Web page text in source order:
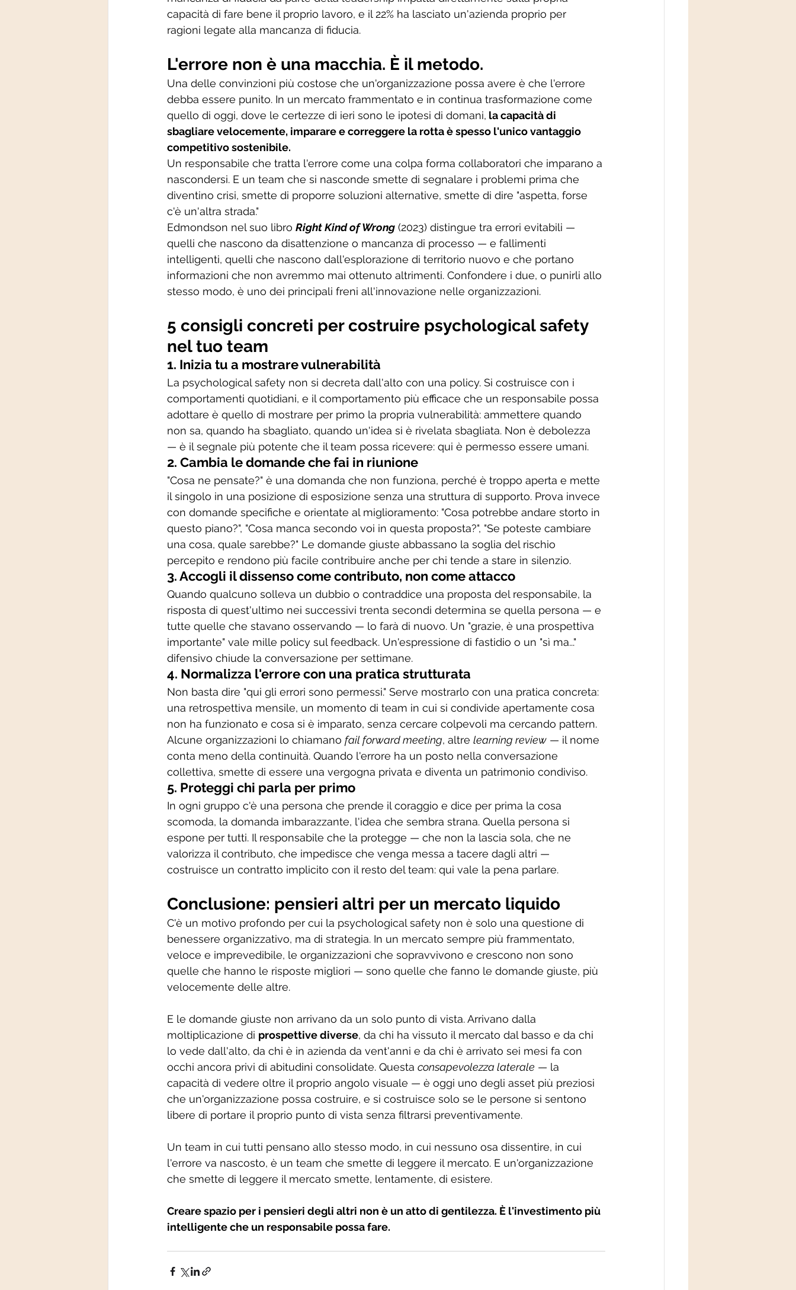
capacità di fare bene il proprio lavoro, e il 22% ha lasciato un'azienda proprio per
ragioni legate alla mancanza di fiducia.
L'errore non è una macchia. È il metodo.
Una delle convinzioni più costose che un'organizzazione possa avere è che l'errore
debba essere punito. In un mercato frammentato e in continua trasformazione come
quello di oggi, dove le certezze di ieri sono le ipotesi di domani, la capacità di
sbagliare velocemente, imparare e correggere la rotta è spesso l'unico vantaggio
competitivo sostenibile.
Un responsabile che tratta l'errore come una colpa forma collaboratori che imparano a
nascondersi. E un team che si nasconde smette di segnalare i problemi prima che
diventino crisi, smette di proporre soluzioni alternative, smette di dire "aspetta, forse
c'è un'altra strada."
Edmondson nel suo libro Right Kind of Wrong (2023) distingue tra errori evitabili —
quelli che nascono da disattenzione o mancanza di processo — e fallimenti
intelligenti, quelli che nascono dall'esplorazione di territorio nuovo e che portano
informazioni che non avremmo mai ottenuto altrimenti. Confondere i due, o punirli allo
stesso modo, è uno dei principali freni all'innovazione nelle organizzazioni.
5 consigli concreti per costruire psychological safety
nel tuo team
1. Inizia tu a mostrare vulnerabilità
La psychological safety non si decreta dall'alto con una policy. Si costruisce con i
comportamenti quotidiani, e il comportamento più efficace che un responsabile possa
adottare è quello di mostrare per primo la propria vulnerabilità: ammettere quando
non sa, quando ha sbagliato, quando un'idea si è rivelata sbagliata. Non è debolezza
— è il segnale più potente che il team possa ricevere: qui è permesso essere umani.
2. Cambia le domande che fai in riunione
"Cosa ne pensate?" è una domanda che non funziona, perché è troppo aperta e mette
il singolo in una posizione di esposizione senza una struttura di supporto. Prova invece
con domande specifiche e orientate al miglioramento: "Cosa potrebbe andare storto in
questo piano?", "Cosa manca secondo voi in questa proposta?", "Se poteste cambiare
una cosa, quale sarebbe?" Le domande giuste abbassano la soglia del rischio
percepito e rendono più facile contribuire anche per chi tende a stare in silenzio.
3. Accogli il dissenso come contributo, non come attacco
Quando qualcuno solleva un dubbio o contraddice una proposta del responsabile, la
risposta di quest'ultimo nei successivi trenta secondi determina se quella persona — e
tutte quelle che stavano osservando — lo farà di nuovo. Un "grazie, è una prospettiva
importante" vale mille policy sul feedback. Un'espressione di fastidio o un "sì ma..."
difensivo chiude la conversazione per settimane.
4. Normalizza l'errore con una pratica strutturata
Non basta dire "qui gli errori sono permessi." Serve mostrarlo con una pratica concreta:
una retrospettiva mensile, un momento di team in cui si condivide apertamente cosa
non ha funzionato e cosa si è imparato, senza cercare colpevoli ma cercando pattern.
Alcune organizzazioni lo chiamano fail forward meeting, altre learning review — il nome
conta meno della continuità. Quando l'errore ha un posto nella conversazione
collettiva, smette di essere una vergogna privata e diventa un patrimonio condiviso.
5. Proteggi chi parla per primo
In ogni gruppo c'è una persona che prende il coraggio e dice per prima la cosa
scomoda, la domanda imbarazzante, l'idea che sembra strana. Quella persona si
espone per tutti. Il responsabile che la protegge — che non la lascia sola, che ne
valorizza il contributo, che impedisce che venga messa a tacere dagli altri —
costruisce un contratto implicito con il resto del team: qui vale la pena parlare.
Conclusione: pensieri altri per un mercato liquido
C'è un motivo profondo per cui la psychological safety non è solo una questione di
benessere organizzativo, ma di strategia. In un mercato sempre più frammentato,
veloce e imprevedibile, le organizzazioni che sopravvivono e crescono non sono
quelle che hanno le risposte migliori — sono quelle che fanno le domande giuste, più
velocemente delle altre.
E le domande giuste non arrivano da un solo punto di vista. Arrivano dalla
moltiplicazione di prospettive diverse, da chi ha vissuto il mercato dal basso e da chi
lo vede dall'alto, da chi è in azienda da vent'anni e da chi è arrivato sei mesi fa con
occhi ancora privi di abitudini consolidate. Questa consapevolezza laterale — la
capacità di vedere oltre il proprio angolo visuale — è oggi uno degli asset più preziosi
che un'organizzazione possa costruire, e si costruisce solo se le persone si sentono
libere di portare il proprio punto di vista senza filtrarsi preventivamente.
Un team in cui tutti pensano allo stesso modo, in cui nessuno osa dissentire, in cui
l'errore va nascosto, è un team che smette di leggere il mercato. E un'organizzazione
che smette di leggere il mercato smette, lentamente, di esistere.
Creare spazio per i pensieri degli altri non è un atto di gentilezza. È l'investimento più
intelligente che un responsabile possa fare.